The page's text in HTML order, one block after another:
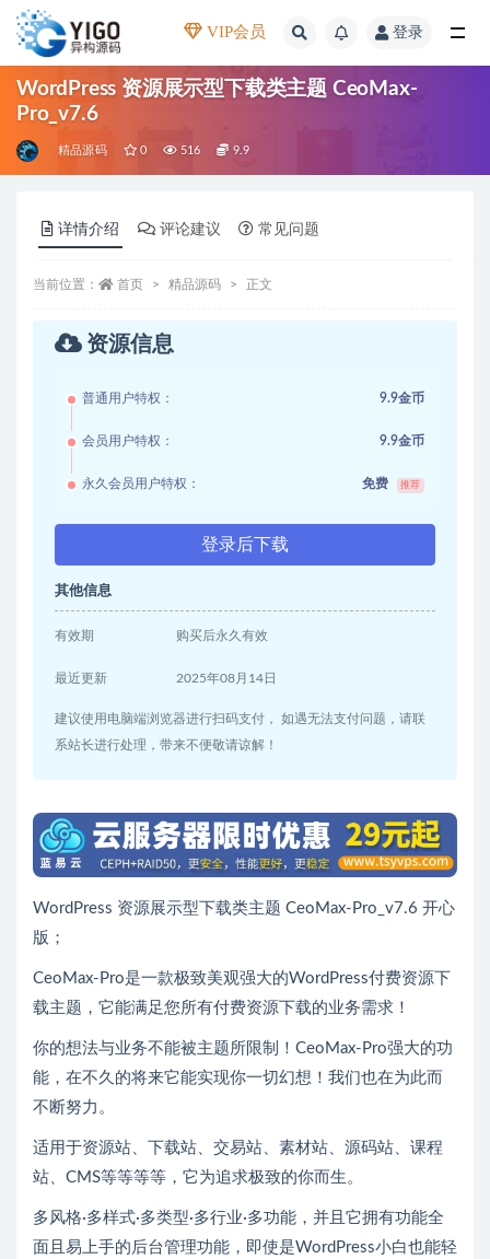
VIP会员 登录
WordPress 资源展示型下载类主题 CeoMax-
Pro_v7.6
精品源码 0 516 9.9
详情介绍 评论建议 常见问题
当前位置： 首页 精品源码 正文
资源信息
普通用户特权： 9.9金币
会员用户特权： 9.9金币
永久会员用户特权： 免费 推荐
登录后下载
其他信息
有效期 购买后永久有效
最近更新 2025年08月14日
建议使用电脑端浏览器进行扫码支付， 如遇无法支付问题，请联
系站长进行处理，带来不便敬请谅解！
WordPress 资源展示型下载类主题 CeoMax-Pro_v7.6 开心
版；
CeoMax-Pro是一款极致美观强大的WordPress付费资源下
载主题，它能满足您所有付费资源下载的业务需求！
你的想法与业务不能被主题所限制！CeoMax-Pro强大的功
能，在不久的将来它能实现你一切幻想！我们也在为此而
不断努力。
适用于资源站、下载站、交易站、素材站、源码站、课程
站、CMS等等等等，它为追求极致的你而生。
多风格·多样式·多类型·多行业·多功能，并且它拥有功能全
面且易上手的后台管理功能，即使是WordPress小白也能轻
全部